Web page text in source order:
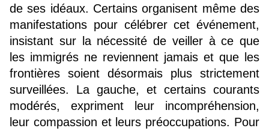
de ses idéaux. Certains organisent même des
manifestations pour célébrer cet événement,
insistant sur la nécessité de veiller à ce que
les immigrés ne reviennent jamais et que les
frontières soient désormais plus strictement
surveillées. La gauche, et certains courants
modérés, expriment leur incompréhension,
leur compassion et leurs préoccupations. Pour